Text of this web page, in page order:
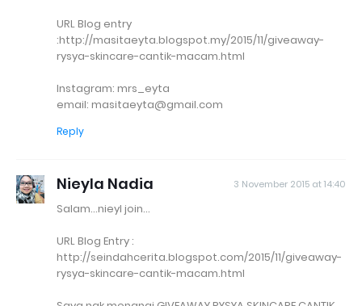
URL Blog entry
:http://masitaeyta.blogspot.my/2015/11/giveaway-
rysya-skincare-cantik-macam.html
Instagram: mrs_eyta
email: masitaeyta@gmail.com
Reply
Nieyla Nadia 3 November 2015 at 14:40
Salam...nieyl join...
URL Blog Entry :
http://seindahcerita.blogspot.com/2015/11/giveaway-
rysya-skincare-cantik-macam.html